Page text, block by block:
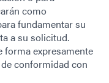
como
fundamentar su
a su solicitud.
forma expresamente
conformidad con